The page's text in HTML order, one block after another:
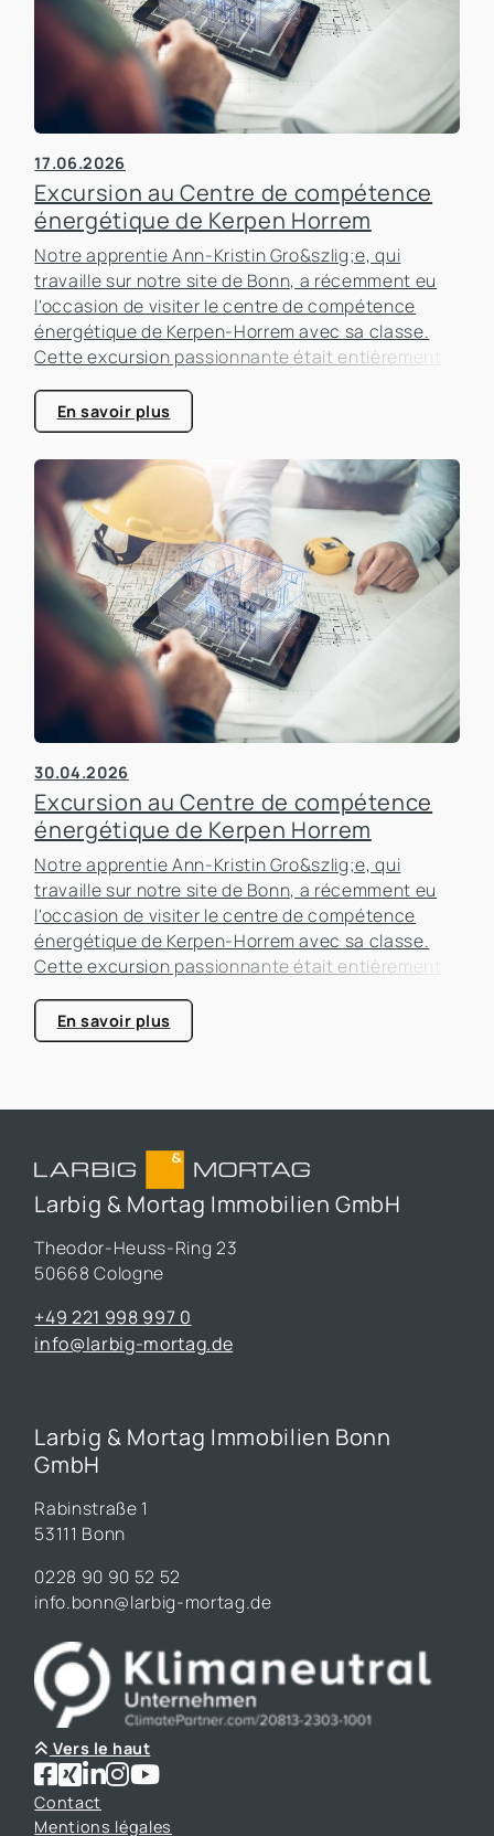
17.06.2026
Excursion au Centre de compétence
énergétique de Kerpen Horrem
Notre apprentie Ann-Kristin Gro&szlig;e, qui
travaille sur notre site de Bonn, a récemment eu
l'occasion de visiter le centre de compétence
énergétique de Kerpen-Horrem avec sa classe.
Cette excursion passionnante était entièrement
bâtiments, un sujet qui prend de plus en plus
d'importance dans le secteur immobilier.
En savoir plus
30.04.2026
Excursion au Centre de compétence
énergétique de Kerpen Horrem
Notre apprentie Ann-Kristin Gro&szlig;e, qui
travaille sur notre site de Bonn, a récemment eu
l'occasion de visiter le centre de compétence
énergétique de Kerpen-Horrem avec sa classe.
Cette excursion passionnante était entièrement
bâtiments, un sujet qui prend de plus en plus
d'importance dans le secteur immobilier.
En savoir plus
Larbig & Mortag Immobilien GmbH
Theodor-Heuss-Ring 23
50668 Cologne
+49 221 998 997 0
info@larbig-mortag.de
Larbig & Mortag Immobilien Bonn
GmbH
Rabinstraße 1
53111 Bonn
0228 90 90 52 52
info.bonn@larbig-mortag.de
Vers le haut
Contact
Mentions légales